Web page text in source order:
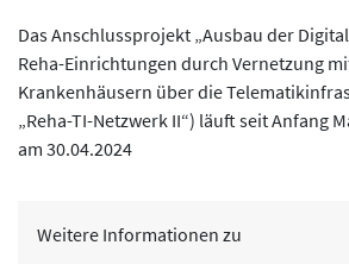
Das Anschlussprojekt „Ausbau der
Reha-Einrichtungen durch Vernetzung
Krankenhäusern über die
„Reha-TI-Netzwerk II“) läuft seit Anfang
am 30.04.2024
Weitere Informationen zu